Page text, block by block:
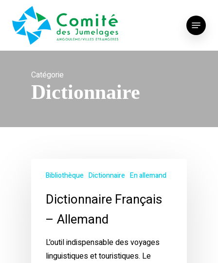
main
Menu
Catégorie
Dictionnaire
Bibliothèque Dictionnaire En allemand
Dictionnaire Français
– Allemand
L'outil indispensable des voyages
linguistiques et touristiques. Le